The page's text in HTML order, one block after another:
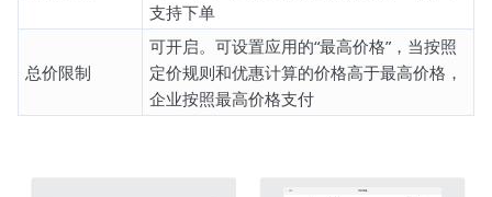
支持下单
总价限制
可开启。可设置应用的“最高价格”，当按照
定价规则和优惠计算的价格高于最高价格，
企业按照最高价格支付